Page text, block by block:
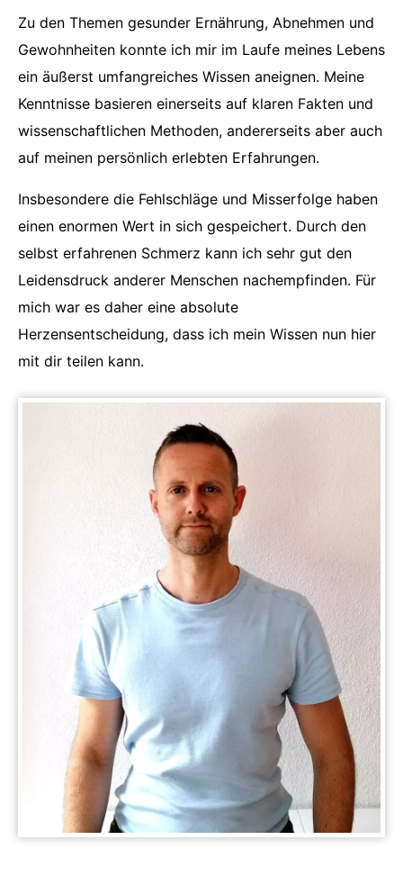
Zu den Themen gesunder Ernährung, Abnehmen und
Gewohnheiten konnte ich mir im Laufe meines Lebens
ein äußerst umfangreiches Wissen aneignen. Meine
Kenntnisse basieren einerseits auf klaren Fakten und
wissenschaftlichen Methoden, andererseits aber auch
auf meinen persönlich erlebten Erfahrungen.
Insbesondere die Fehlschläge und Misserfolge haben
einen enormen Wert in sich gespeichert. Durch den
selbst erfahrenen Schmerz kann ich sehr gut den
Leidensdruck anderer Menschen nachempfinden. Für
mich war es daher eine absolute
Herzensentscheidung, dass ich mein Wissen nun hier
mit dir teilen kann.